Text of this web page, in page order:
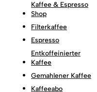
Kaffee & Espresso
Shop
Filterkaffee
Espresso
Entkoffeinierter
Kaffee
Gemahlener Kaffee
Kaffeeabo